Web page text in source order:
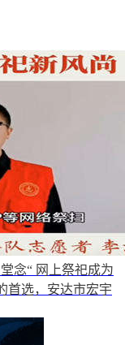
念“ 网上祭祀成为
首选，安达市宏宇